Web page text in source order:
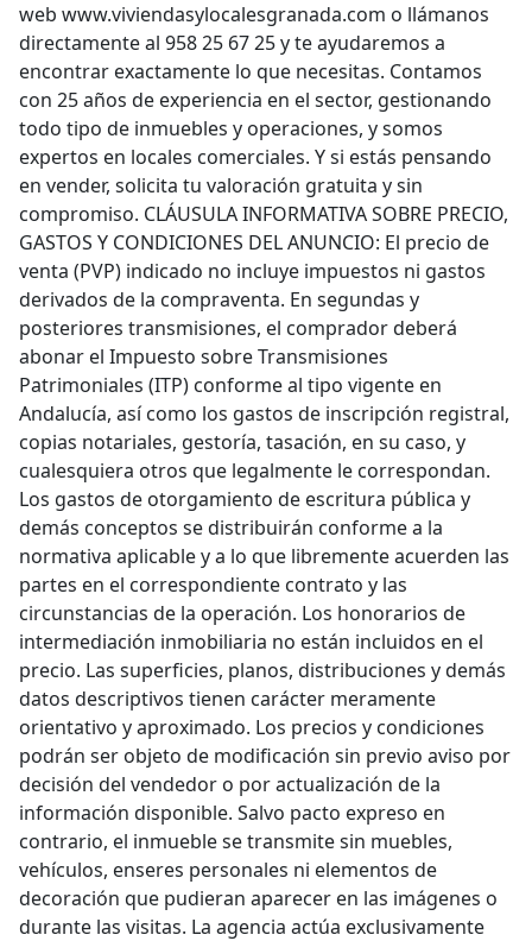
web www.viviendasylocalesgranada.com o llámanos
directamente al 958 25 67 25 y te ayudaremos a
encontrar exactamente lo que necesitas. Contamos
con 25 años de experiencia en el sector, gestionando
todo tipo de inmuebles y operaciones, y somos
expertos en locales comerciales. Y si estás pensando
en vender, solicita tu valoración gratuita y sin
compromiso. CLÁUSULA INFORMATIVA SOBRE PRECIO,
GASTOS Y CONDICIONES DEL ANUNCIO: El precio de
venta (PVP) indicado no incluye impuestos ni gastos
derivados de la compraventa. En segundas y
posteriores transmisiones, el comprador deberá
abonar el Impuesto sobre Transmisiones
Patrimoniales (ITP) conforme al tipo vigente en
Andalucía, así como los gastos de inscripción registral,
copias notariales, gestoría, tasación, en su caso, y
cualesquiera otros que legalmente le correspondan.
Los gastos de otorgamiento de escritura pública y
demás conceptos se distribuirán conforme a la
normativa aplicable y a lo que libremente acuerden las
partes en el correspondiente contrato y las
circunstancias de la operación. Los honorarios de
intermediación inmobiliaria no están incluidos en el
precio. Las superficies, planos, distribuciones y demás
datos descriptivos tienen carácter meramente
orientativo y aproximado. Los precios y condiciones
podrán ser objeto de modificación sin previo aviso por
decisión del vendedor o por actualización de la
información disponible. Salvo pacto expreso en
contrario, el inmueble se transmite sin muebles,
vehículos, enseres personales ni elementos de
decoración que pudieran aparecer en las imágenes o
durante las visitas. La agencia actúa exclusivamente